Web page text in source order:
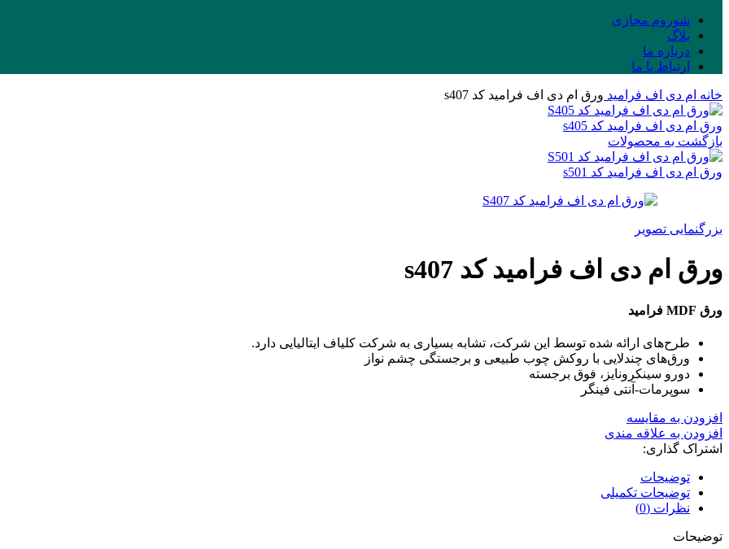
شوروم مجازی
بلاگ
درباره ما
ارتباط با ما
خانه ام دی اف فرامید ورق ام دی اف فرامید کد s407
ورق ام دی اف فرامید کد s405
بازگشت به محصولات
ورق ام دی اف فرامید کد s501
بزرگنمایی تصویر
ورق ام دی اف فرامید کد s407
ورق MDF فرامید
طرح‌های ارائه شده توسط این شرکت، تشابه بسیاری به شرکت کلیاف ایتالیایی دارد.
ورق‌های چندلایی با روکش چوب طبیعی و برجستگی چشم نواز
دورو سینکرونایز، فوق برجسته
سوپرمات-آنتی فینگر
افزودن به مقایسه
افزودن به علاقه مندی
اشتراک گذاری:
توضیحات
توضیحات تکمیلی
نظرات (0)
توضیحات